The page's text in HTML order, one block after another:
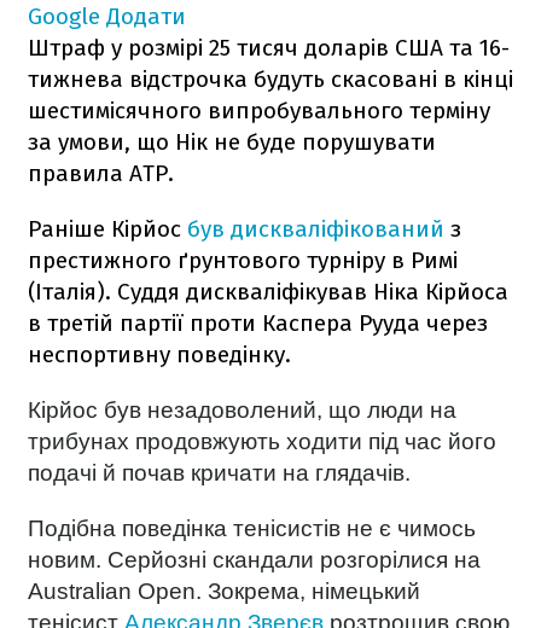
Google Додати
Штраф у розмірі 25 тисяч доларів США та 16-
тижнева відстрочка будуть скасовані в кінці
шестимісячного випробувального терміну
за умови, що Нік не буде порушувати
правила ATP.
Раніше Кірйос був дискваліфікований з
престижного ґрунтового турніру в Римі
(Італія). Суддя дискваліфікував Ніка Кірйоса
в третій партії проти Каспера Рууда через
неспортивну поведінку.
Кірйос був незадоволений, що люди на
трибунах продовжують ходити під час його
подачі й почав кричати на глядачів.
Подібна поведінка тенісистів не є чимось
новим. Серйозні скандали розгорілися на
Australian Open. Зокрема, німецький
тенісист Александр Зверєв розтрощив свою